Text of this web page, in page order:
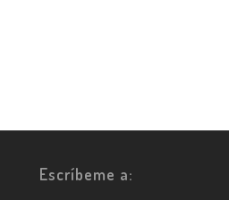
Escríbeme a: